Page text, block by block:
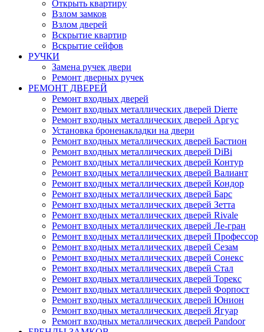
Открыть квартиру
Взлом замков
Взлом дверей
Вскрытие квартир
Вскрытие сейфов
РУЧКИ
Замена ручек двери
Ремонт дверных ручек
РЕМОНТ ДВЕРЕЙ
Ремонт входных дверей
Ремонт входных металлических дверей Dierre
Ремонт входных металлических дверей Аргус
Установка броненакладки на двери
Ремонт входных металлических дверей Бастион
Ремонт входных металлических дверей DiBi
Ремонт входных металлических дверей Контур
Ремонт входных металлических дверей Валиант
Ремонт входных металлических дверей Кондор
Ремонт входных металлических дверей Барс
Ремонт входных металлических дверей Зетта
Ремонт входных металлических дверей Rivale
Ремонт входных металлических дверей Ле-гран
Ремонт входных металлических дверей Профессор
Ремонт входных металлических дверей Сезам
Ремонт входных металлических дверей Сонекс
Ремонт входных металлических дверей Стал
Ремонт входных металлических дверей Торекс
Ремонт входных металлических дверей Форпост
Ремонт входных металлических дверей Юнион
Ремонт входных металлических дверей Ягуар
Ремонт входных металлических дверей Pandoor